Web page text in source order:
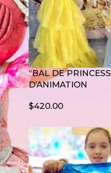
(1)
(3)
(3)
(1)
(1)
(1)
“BAL DE
D’ANIMATION
$420.00